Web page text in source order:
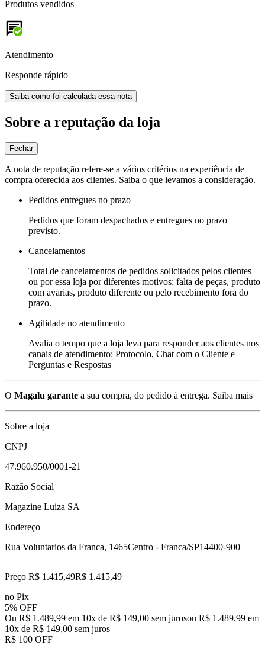
Produtos vendidos
Atendimento
Responde rápido
Saiba como foi calculada essa nota
Sobre a reputação da loja
Fechar
A nota de reputação refere-se a vários critérios na experiência de
compra oferecida aos clientes. Saiba o que levamos a consideração.
Pedidos entregues no prazo
Pedidos que foram despachados e entregues no prazo
previsto.
Cancelamentos
Total de cancelamentos de pedidos solicitados pelos clientes
ou por essa loja por diferentes motivos: falta de peças, produto
com avarias, produto diferente ou pelo recebimento fora do
prazo.
Agilidade no atendimento
Avalia o tempo que a loja leva para responder aos clientes nos
canais de atendimento: Protocolo, Chat com o Cliente e
Perguntas e Respostas
O Magalu garante a sua compra, do pedido à entrega. Saiba mais
Sobre a loja
CNPJ
47.960.950/0001-21
Razão Social
Magazine Luiza SA
Endereço
Rua Voluntarios da Franca, 1465Centro - Franca/SP14400-900
Preço R$ 1.415,49R$ 1.415,49
no Pix
5% OFF
Ou R$ 1.489,99 em 10x de R$ 149,00 sem jurosou R$ 1.489,99 em
10x de R$ 149,00 sem juros
R$ 100 OFF